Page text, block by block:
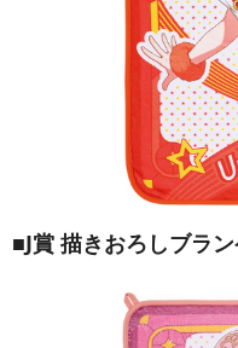
■J賞 描きおろしブラ